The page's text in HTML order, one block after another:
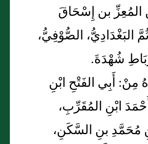
بن إِسْحَاقَ
البَغْدَادِيُّ، الصُّوْفِيُّ،
شُهْدَةَ.
مِنْ: أَبِي الفَتْحِ ابْنِ
ابْنِ المُقَرِّبِ،
مُحَمَّدِ بنِ السَّكَنِ،